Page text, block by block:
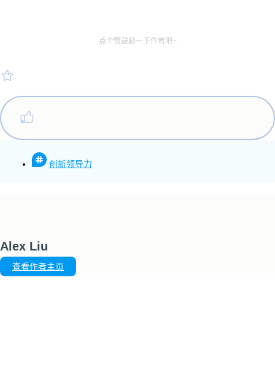
点个赞鼓励一下作者吧~
创新领导力
Alex Liu
查看作者主页